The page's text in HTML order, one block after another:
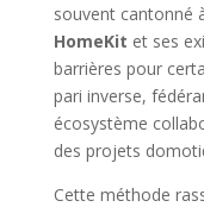
souvent cantonné
HomeKit et ses
barrières pour
pari inverse,
écosystème
des projets
Cette méthode